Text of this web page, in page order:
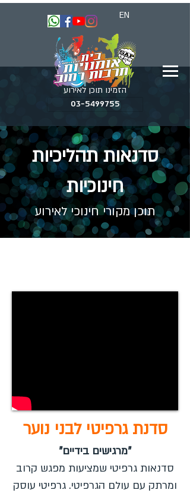
EN
הזמינו תוכן לאירוע
03-5499755
סדנאות תהליכיות
חינוכיות
תוכן מקורי חינוכי לאירוע
סדנת גרפיטי לבני נוער
"מרגישים בידיים"
סדנאות גרפיטי שמציעות מפגש קרוב
ומרתק עם עולם הגרפיטי. גרפיטי עוסק